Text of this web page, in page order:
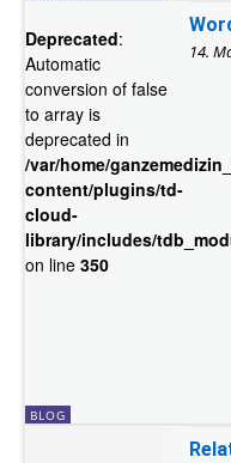
BLOG
Deprecated:
Automatic
conversion of false
to array is
deprecated in
/var/home/
content/plugins/td-
cloud-
library/includes/
on line 350
14.